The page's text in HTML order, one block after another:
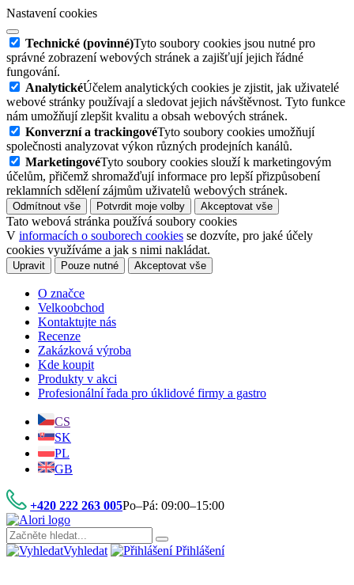
Nastavení cookies
Technické (povinné)Tyto soubory cookies jsou nutné pro
správné zobrazení webových stránek a zajišťují jejich řádné
fungování.
AnalytickéÚčelem analytických cookies je zjistit, jak uživatelé
webové stránky používají a sledovat jejich návštěvnost. Tyto funkce
nám umožňují zlepšit kvalitu a obsah webových stránek.
Konverzní a trackingovéTyto soubory cookies umožňují
společnosti analyzovat výkon různých prodejních kanálů.
MarketingovéTyto soubory cookies slouží k marketingovým
účelům, přičemž shromažďují informace pro lepší přizpůsobení
reklamních sdělení zájmům uživatelů webových stránek.
Odmítnout vše Potvrdit moje volby Akceptovat vše
Tato webová stránka používá soubory cookies
V informacích o souborech cookies se dozvíte, pro jaké účely
cookies využíváme a jak s nimi nakládat.
Upravit Pouze nutné Akceptovat vše
O značce
Velkoobchod
Kontaktujte nás
Recenze
Zakázková výroba
Kde koupit
Produkty v akci
Profesionální řada pro úklidové firmy a gastro
CS
SK
PL
GB
+420 222 263 005Po–Pá: 09:00–15:00
Vyhledat Přihlášení